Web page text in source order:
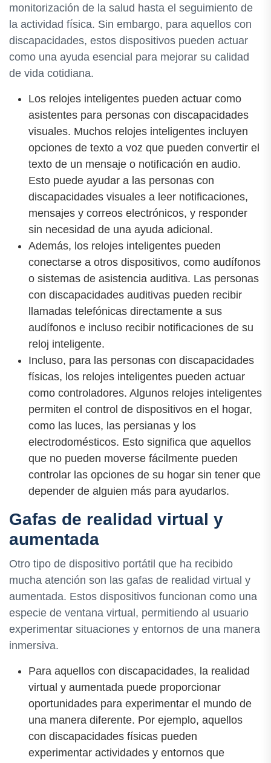
monitorización de la salud hasta el seguimiento de
la actividad física. Sin embargo, para aquellos con
discapacidades, estos dispositivos pueden actuar
como una ayuda esencial para mejorar su calidad
de vida cotidiana.
Los relojes inteligentes pueden actuar como
asistentes para personas con discapacidades
visuales. Muchos relojes inteligentes incluyen
opciones de texto a voz que pueden convertir el
texto de un mensaje o notificación en audio.
Esto puede ayudar a las personas con
discapacidades visuales a leer notificaciones,
mensajes y correos electrónicos, y responder
sin necesidad de una ayuda adicional.
Además, los relojes inteligentes pueden
conectarse a otros dispositivos, como audífonos
o sistemas de asistencia auditiva. Las personas
con discapacidades auditivas pueden recibir
llamadas telefónicas directamente a sus
audífonos e incluso recibir notificaciones de su
reloj inteligente.
Incluso, para las personas con discapacidades
físicas, los relojes inteligentes pueden actuar
como controladores. Algunos relojes inteligentes
permiten el control de dispositivos en el hogar,
como las luces, las persianas y los
electrodomésticos. Esto significa que aquellos
que no pueden moverse fácilmente pueden
controlar las opciones de su hogar sin tener que
depender de alguien más para ayudarlos.
Gafas de realidad virtual y
aumentada
Otro tipo de dispositivo portátil que ha recibido
mucha atención son las gafas de realidad virtual y
aumentada. Estos dispositivos funcionan como una
especie de ventana virtual, permitiendo al usuario
experimentar situaciones y entornos de una manera
inmersiva.
Para aquellos con discapacidades, la realidad
virtual y aumentada puede proporcionar
oportunidades para experimentar el mundo de
una manera diferente. Por ejemplo, aquellos
con discapacidades físicas pueden
experimentar actividades y entornos que